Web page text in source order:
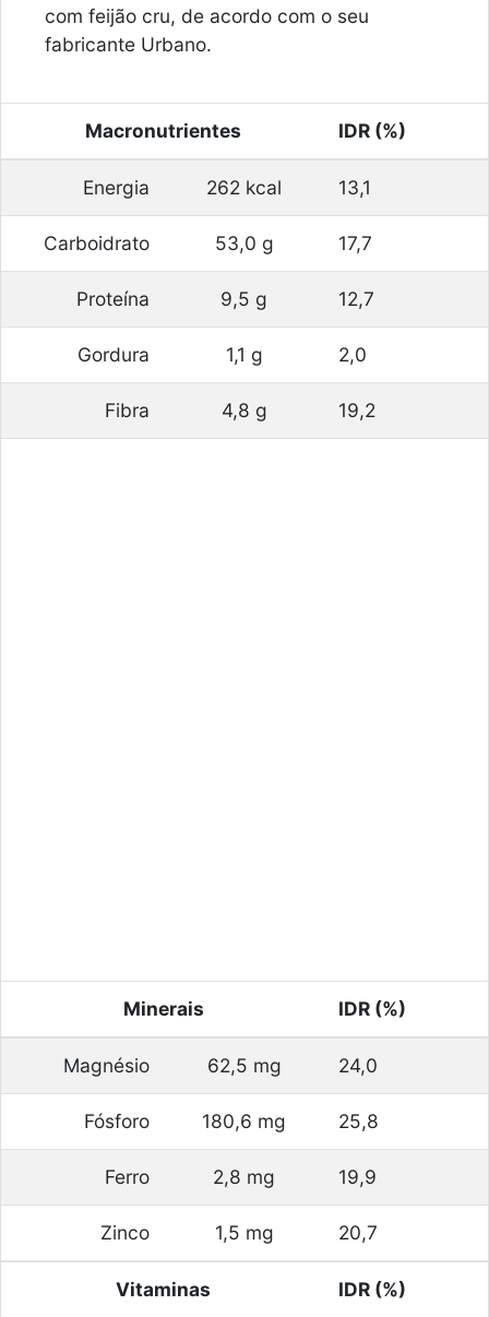
com feijão cru, de acordo com o seu
fabricante Urbano.
Macronutrientes IDR (%)
Energia 262 kcal 13,1
Carboidrato 53,0 g 17,7
Proteína 9,5 g 12,7
Gordura 1,1 g 2,0
Fibra 4,8 g 19,2
Minerais IDR (%)
Magnésio 62,5 mg 24,0
Fósforo 180,6 mg 25,8
Ferro 2,8 mg 19,9
Zinco 1,5 mg 20,7
Vitaminas IDR (%)